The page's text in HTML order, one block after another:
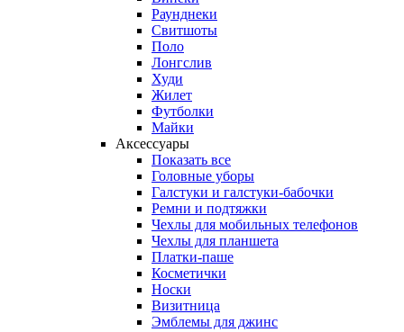
Раунднеки
Свитшоты
Поло
Лонгслив
Худи
Жилет
Футболки
Майки
Аксессуары
Показать все
Головные уборы
Галстуки и галстуки-бабочки
Ремни и подтяжки
Чехлы для мобильных телефонов
Чехлы для планшета
Платки-паше
Косметички
Носки
Визитница
Эмблемы для джинс